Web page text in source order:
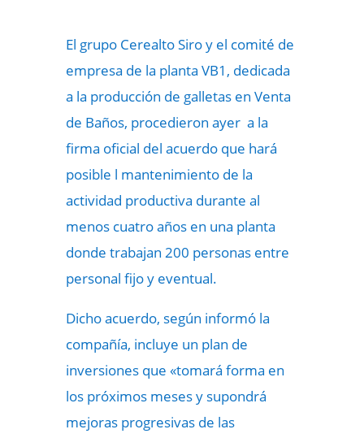
El grupo Cerealto Siro y el comité de
empresa de la planta VB1, dedicada
a la producción de galletas en Venta
de Baños, procedieron ayer a la
firma oficial del acuerdo que hará
posible l mantenimiento de la
actividad productiva durante al
menos cuatro años en una planta
donde trabajan 200 personas entre
personal fijo y eventual.
Dicho acuerdo, según informó la
compañía, incluye un plan de
inversiones que «tomará forma en
los próximos meses y supondrá
mejoras progresivas de las